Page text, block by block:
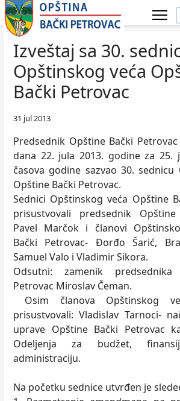
Izveštaj sa 30.
Opštinskog veća
Bački Petrovac
31 jul 2013
Predsednik Opštine Bački
dana 22. jula 2013. godine za 25.
časova godine sazvao 30. sednicu
Opštine Bački Petrovac.
Sednici Opštinskog veća Opštine
prisustvovali predsednik
Pavel Marčok i članovi
Bački Petrovac- Đorđo Šarić,
Samuel Valo i Vladimir Sikora.
Odsutni: zamenik
Petrovac Miroslav Čeman.
Osim članova Opštinskog
prisustvovali: Vladislav Tarnoci-
uprave Opštine Bački Petrovac
Odeljenja za budžet,
administraciju.
Na početku sednice utvrđen je